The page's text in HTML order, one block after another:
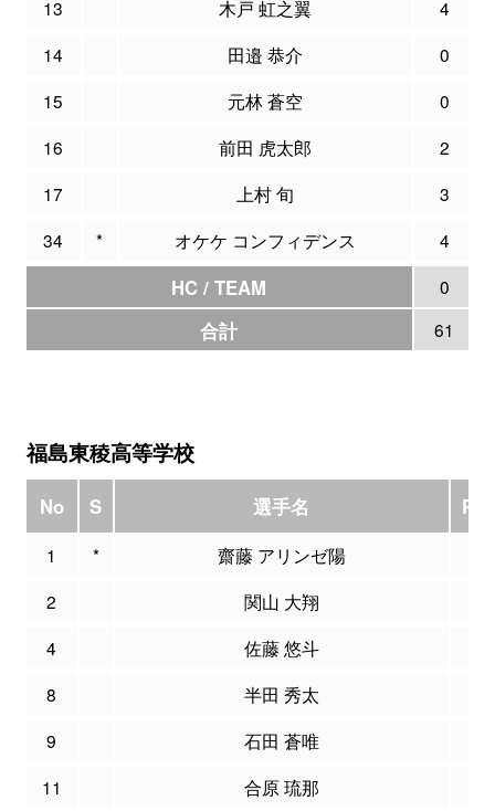
13
木戸 虹之翼 4
14
田邉 恭介 0
15
元林 蒼空 0
16
前田 虎太郎 2
17
上村 旬 3
34
* オケケ コンフィデンス 4
HC / TEAM 0
合計 61
福島東稜高等学校
No S 選手名
1 * 齋藤 アリンゼ陽
2
関山 大翔
4
佐藤 悠斗
8
半田 秀太
9
石田 蒼唯
11
合原 琉那